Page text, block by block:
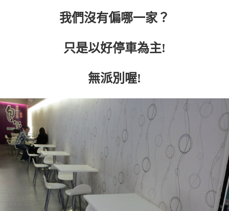
我們沒有偏哪一家？
只是以好停車為主!
無派別喔!